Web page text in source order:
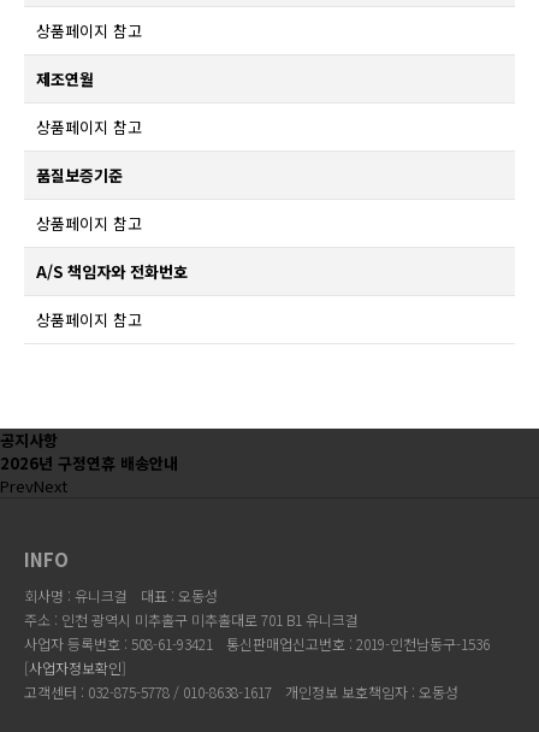
상품페이지 참고
제조연월
상품페이지 참고
품질보증기준
상품페이지 참고
A/S 책임자와 전화번호
상품페이지 참고
공지사항
2026년 구정연휴 배송안내
PrevNext
INFO
회사명 : 유니크걸
대표 : 오동성
주소 : 인천 광역시 미추홀구 미추홀대로 701 B1 유니크걸
사업자 등록번호 : 508-61-93421
통신판매업신고번호 : 2019-인천남동구-1536
[사업자정보확인]
고객센터 : 032-875-5778 / 010-8638-1617
개인정보 보호책임자 : 오동성